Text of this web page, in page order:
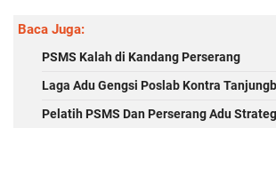
Baca Juga:
PSMS Kalah di Kandang Perserang
Laga Adu Gengsi Poslab Kontra
Pelatih PSMS Dan Perserang Adu